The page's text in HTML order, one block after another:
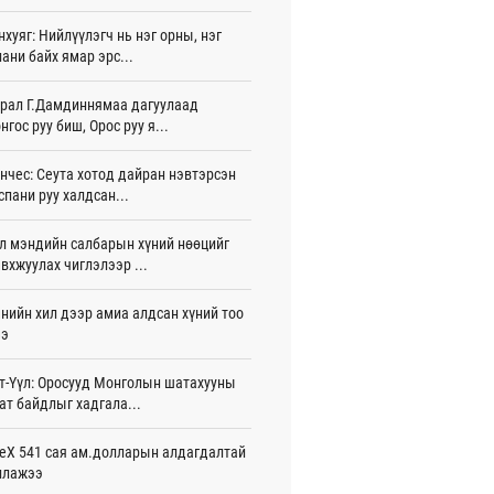
15 цаг 40 мин
Н.Амарзаяа: 32 хуудастай
дэвтэр долоо хоногт л дүүрдэг
15 цаг 31 мин
байна
12 цаг 01 мин
80 мянган евро хандивлажээ
11 цаг 30 мин
өртэй шатахуун импортлогч ААН-
дансыг битүүмжлэхгүй
аагим халуун өдрүүд үргэлжилсээр
11 цаг 20 мин
шигшээ баг Азийн наадам-д
Нийлүүлэгч нь нэг орны, нэг
байх ямар эрс...
Г.Дамдиннямаа дагуулаад
руу биш, Орос руу я...
Сеута хотод дайран нэвтэрсэн
руу халдсан...
мэндийн салбарын хүний нөөцийг
чиглэлээр ...
хил дээр амиа алдсан хүний тоо
Үүл: Оросууд Монголын шатахууны
байдлыг хадгала...
541 сая ам.долларын алдагдалтай